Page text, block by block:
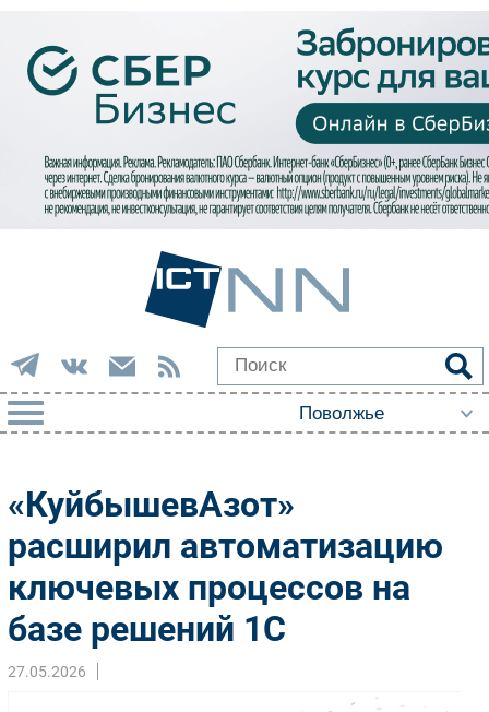
Импорто­замещение
Автоматизация Промышленности
Интернет
Фиксированная связь
Интеграция
«КуйбышевАзот»
расширил автоматизацию
ключевых процессов на
базе решений 1С
27.05.2026